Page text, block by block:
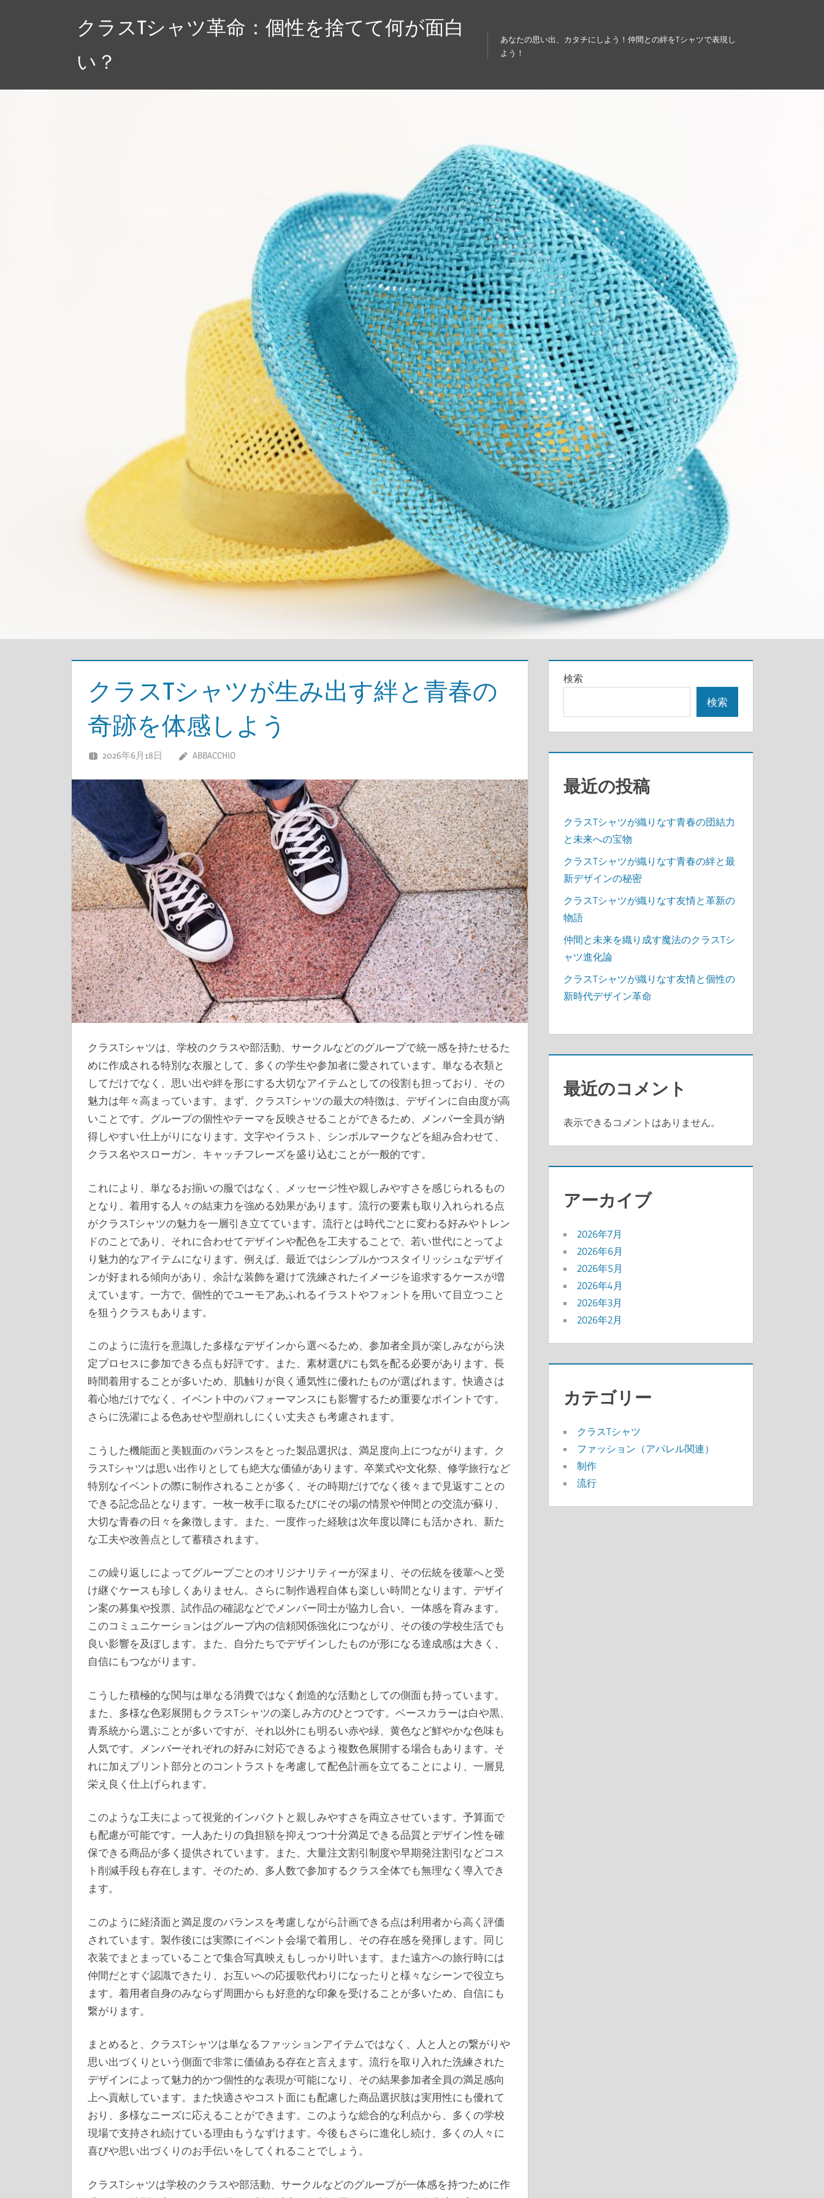
クラスTシャツ革命：個性を捨てて何が面白
い？
あなたの思い出、カタチにしよう！仲間との絆をTシャツで表現し
よう！
クラスTシャツが生み出す絆と青春の
奇跡を体感しよう
2026年6月18日 ABBACCHIO
クラスTシャツは、学校のクラスや部活動、サークルなどのグループで統一感を持たせるた
めに作成される特別な衣服として、多くの学生や参加者に愛されています。 単なる衣類と
してだけでなく、思い出や絆を形にする大切なアイテムとしての役割も担っており、その
魅力は年々高まっています。まず、クラスTシャツの最大の特徴は、デザインに自由度が高
いことです。グループの個性やテーマを反映させることができるため、メンバー全員が納
得しやすい仕上がりになります。文字やイラスト、シンボルマークなどを組み合わせて、
クラス名やスローガン、キャッチフレーズを盛り込むことが一般的です。
これにより、単なるお揃いの服ではなく、メッセージ性や親しみやすさを感じられるもの
となり、着用する人々の結束力を強める効果があります。流行の要素も取り入れられる点
がクラスTシャツの魅力を一層引き立てています。流行とは時代ごとに変わる好みやトレン
ドのことであり、それに合わせてデザインや配色を工夫することで、若い世代にとってよ
り魅力的なアイテムになります。例えば、最近ではシンプルかつスタイリッシュなデザイ
ンが好まれる傾向があり、余計な装飾を避けて洗練されたイメージを追求するケースが増
えています。一方で、個性的でユーモアあふれるイラストやフォントを用いて目立つこと
を狙うクラスもあります。
このように流行を意識した多様なデザインから選べるため、参加者全員が楽しみながら決
定プロセスに参加できる点も好評です。また、素材選びにも気を配る必要があります。長
時間着用することが多いため、肌触りが良く通気性に優れたものが選ばれます。快適さは
着心地だけでなく、イベント中のパフォーマンスにも影響するため重要なポイントです。
さらに洗濯による色あせや型崩れしにくい丈夫さも考慮されます。
こうした機能面と美観面のバランスをとった製品選択は、満足度向上につながります。ク
ラスTシャツは思い出作りとしても絶大な価値があります。卒業式や文化祭、修学旅行など
特別なイベントの際に制作されることが多く、その時期だけでなく後々まで見返すことの
できる記念品となります。一枚一枚手に取るたびにその場の情景や仲間との交流が蘇り、
大切な青春の日々を象徴します。また、一度作った経験は次年度以降にも活かされ、新た
な工夫や改善点として蓄積されます。
この繰り返しによってグループごとのオリジナリティーが深まり、その伝統を後輩へと受
け継ぐケースも珍しくありません。さらに制作過程自体も楽しい時間となります。デザイ
ン案の募集や投票、試作品の確認などでメンバー同士が協力し合い、一体感を育みます。
このコミュニケーションはグループ内の信頼関係強化につながり、その後の学校生活でも
良い影響を及ぼします。また、自分たちでデザインしたものが形になる達成感は大きく、
自信にもつながります。
こうした積極的な関与は単なる消費ではなく創造的な活動としての側面も持っています。
また、多様な色彩展開もクラスTシャツの楽しみ方のひとつです。ベースカラーは白や黒、
青系統から選ぶことが多いですが、それ以外にも明るい赤や緑、黄色など鮮やかな色味も
人気です。メンバーそれぞれの好みに対応できるよう複数色展開する場合もあります。そ
れに加えプリント部分とのコントラストを考慮して配色計画を立てることにより、一層見
栄え良く仕上げられます。
このような工夫によって視覚的インパクトと親しみやすさを両立させています。予算面で
も配慮が可能です。一人あたりの負担額を抑えつつ十分満足できる品質とデザイン性を確
保できる商品が多く提供されています。また、大量注文割引制度や早期発注割引などコス
ト削減手段も存在します。そのため、多人数で参加するクラス全体でも無理なく導入でき
ます。
このように経済面と満足度のバランスを考慮しながら計画できる点は利用者から高く評価
されています。製作後には実際にイベント会場で着用し、その存在感を発揮します。同じ
衣装でまとまっていることで集合写真映えもしっかり叶います。また遠方への旅行時には
仲間だとすぐ認識できたり、お互いへの応援歌代わりになったりと様々なシーンで役立ち
ます。着用者自身のみならず周囲からも好意的な印象を受けることが多いため、自信にも
繋がります。
まとめると、クラスTシャツは単なるファッションアイテムではなく、人と人との繋がりや
思い出づくりという側面で非常に価値ある存在と言えます。流行を取り入れた洗練された
デザインによって魅力的かつ個性的な表現が可能になり、その結果参加者全員の満足感向
上へ貢献しています。また快適さやコスト面にも配慮した商品選択肢は実用性にも優れて
おり、多様なニーズに応えることができます。このような総合的な利点から、多くの学校
現場で支持され続けている理由もうなずけます。今後もさらに進化し続け、多くの人々に
喜びや思い出づくりのお手伝いをしてくれることでしょう。
クラスTシャツは学校のクラスや部活動、サークルなどのグループが一体感を持つために作
検索
検索
最近の投稿
クラスTシャツが織りなす青春の団結力
と未来への宝物
クラスTシャツが織りなす青春の絆と最
新デザインの秘密
クラスTシャツが織りなす友情と革新の
物語
仲間と未来を織り成す魔法のクラスTシ
ャツ進化論
クラスTシャツが織りなす友情と個性の
新時代デザイン革命
最近のコメント
表示できるコメントはありません。
アーカイブ
2026年7月
2026年6月
2026年5月
2026年4月
2026年3月
2026年2月
カテゴリー
クラスTシャツ
ファッション（アパレル関連）
制作
流行